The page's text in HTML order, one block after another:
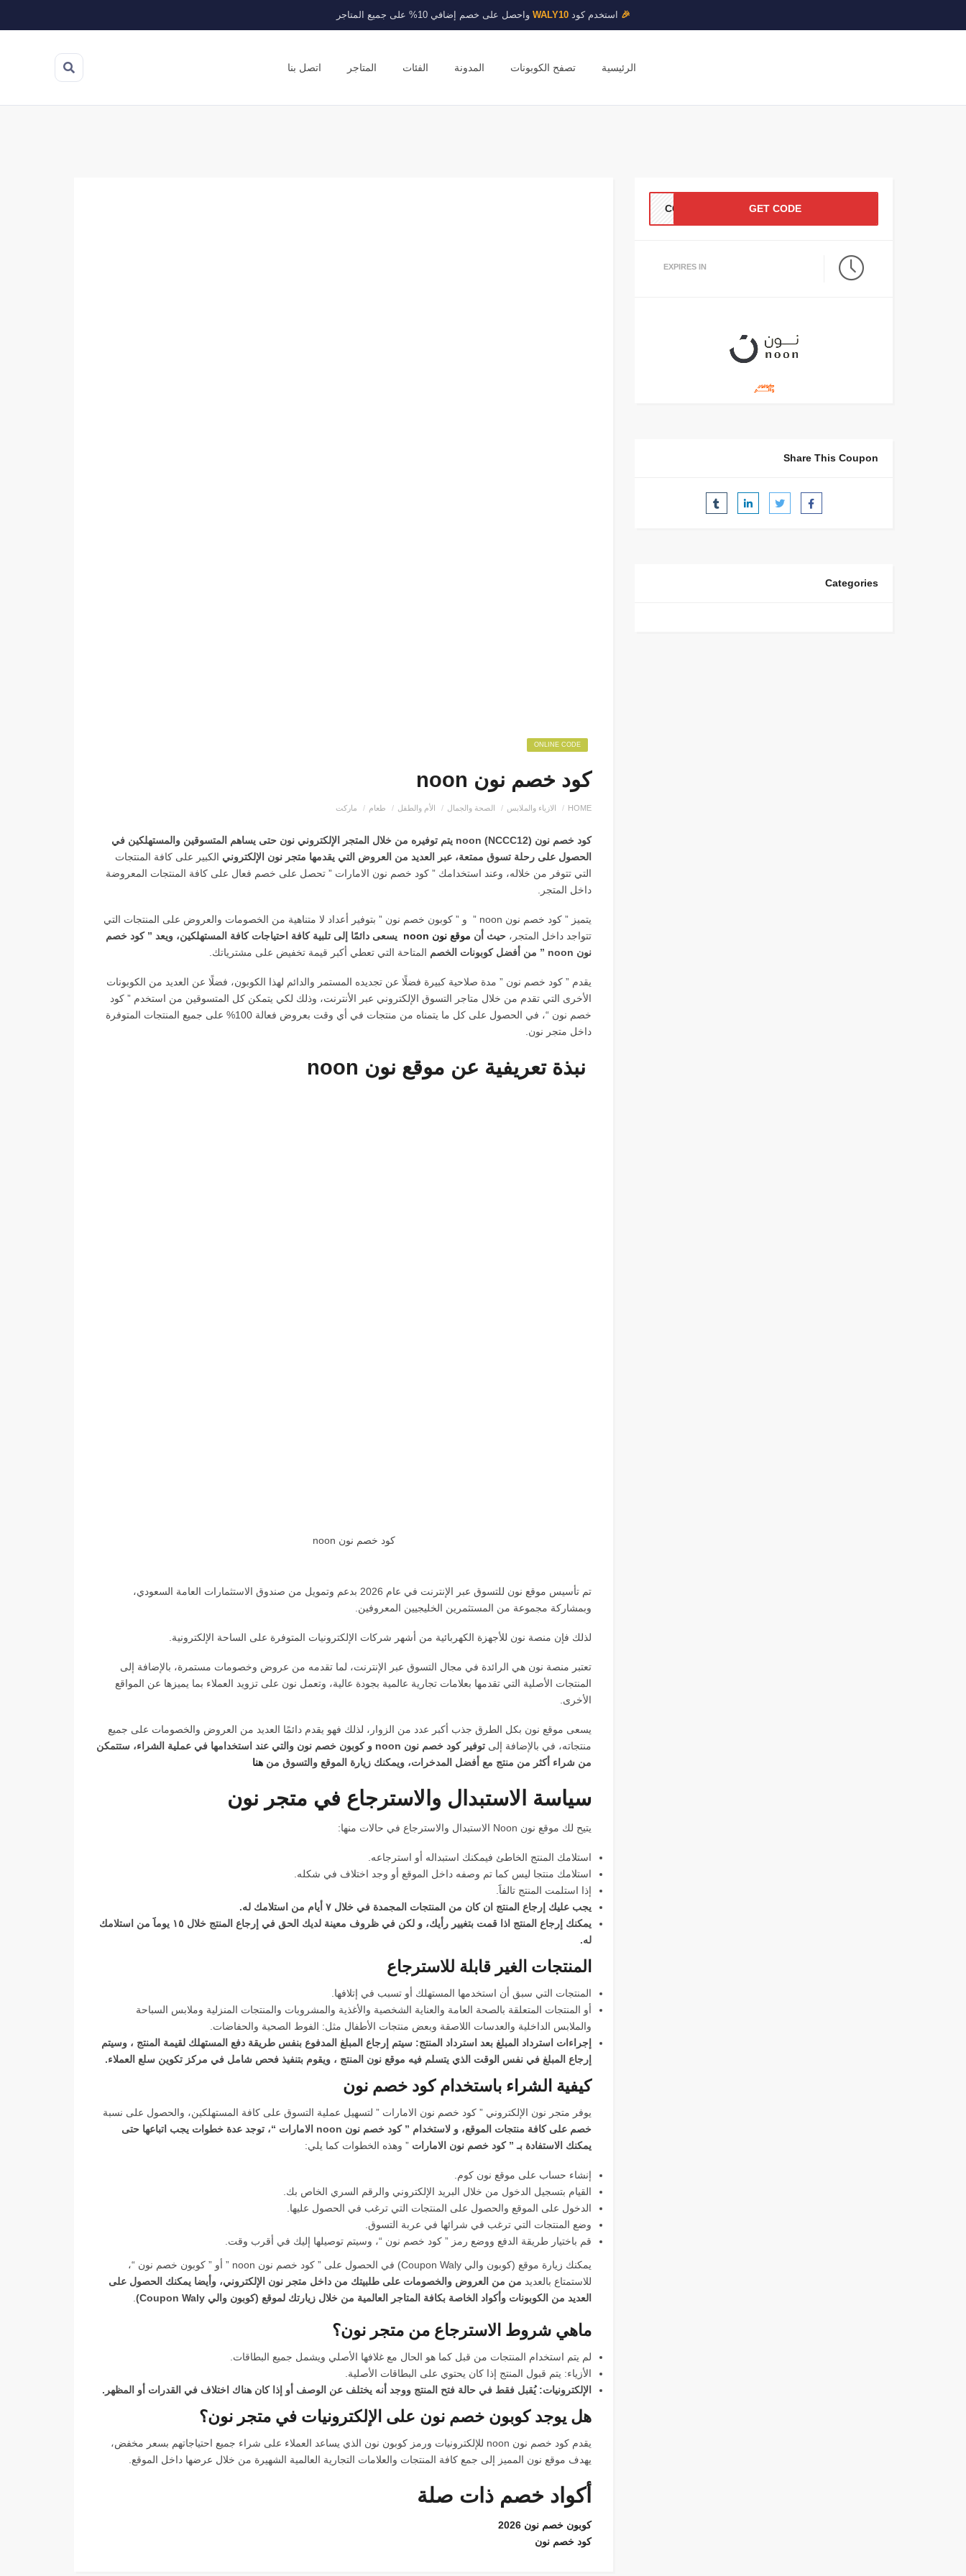
🎉 استخدم كودWALY10 واحصل على خصم إضافي 10% على جميع المتاجر
الرئيسية تصفح الكوبونات المدونة الفئات المتاجر اتصل بنا
GET CODE
EXPIRES IN
Share This Coupon
Categories
ONLINE CODE
كود خصم نون noon
HOME الازياء والملابس الصحة والجمال الأم والطفل طعام ماركت
كود خصم نون noon (NCCC12) يتم توفيره من خلال المتجر الإلكتروني نون حتى يساهم المتسوقين والمستهلكين في
الحصول على رحلة تسوق ممتعة، عبر العديد من العروض التي يقدمها متجر نون الإلكتروني الكبير على كافة المنتجات
التي تتوفر من خلاله، وعند استخدامك ” كود خصم نون الامارات ” تحصل على خصم فعال على كافة المنتجات المعروضة
داخل المتجر.
يتميز ” كود خصم نون noon ” و ” كوبون خصم نون ” بتوفير أعداد لا متناهية من الخصومات والعروض على المنتجات التي
تتواجد داخل المتجر، حيث أن موقع نون noon
يسعى دائمًا إلى تلبية كافة احتياجات كافة المستهلكين، ويعد ” كود خصم
نون noon ” من أفضل كوبونات الخصم
المتاحة التي تعطي أكبر قيمة تخفيض على مشترياتك.
يقدم ” كود خصم نون ” مدة صلاحية كبيرة فضلًا عن تجديده المستمر والدائم لهذا الكوبون، فضلًا عن العديد من الكوبونات
الأخرى التي تقدم من خلال متاجر التسوق الإلكتروني عبر الأنترنت، وذلك لكي يتمكن كل المتسوقين من استخدم ” كود
خصم نون “، في الحصول على كل ما يتمناه من منتجات في أي وقت بعروض فعالة 100% على جميع المنتجات المتوفرة
داخل متجر نون.
نبذة تعريفية عن موقع نون noon
كود خصم نون noon
تم تأسيس موقع نون للتسوق عبر الإنترنت في عام 2026 بدعم وتمويل من صندوق الاستثمارات العامة السعودي،
وبمشاركة مجموعة من المستثمرين الخليجيين المعروفين.
لذلك فإن منصة نون للأجهزة الكهربائية من أشهر شركات الإلكترونيات المتوفرة على الساحة الإلكترونية.
تعتبر منصة نون هي الرائدة في مجال التسوق عبر الإنترنت، لما تقدمه من عروض وخصومات مستمرة، بالإضافة إلى
المنتجات الأصلية التي تقدمها بعلامات تجارية عالمية بجودة عالية، وتعمل نون على تزويد العملاء بما يميزها عن المواقع
الأخرى.
يسعى موقع نون بكل الطرق جذب أكبر عدد من الزوار، لذلك فهو يقدم دائمًا العديد من العروض والخصومات على جميع
منتجاته، في بالإضافة إلى
توفير كود خصم نون noon و كوبون خصم نون والتي عند استخدامها في عملية الشراء، ستتمكن
من شراء أكثر من منتج مع أفضل المدخرات، ويمكنك زيارة الموقع والتسوق من هنا
سياسة الاستبدال والاسترجاع في متجر نون
يتيح لك موقع نون Noon الاستبدال والاسترجاع في حالات منها:
استلامك المنتج الخاطئ فيمكنك استبداله أو استرجاعه.
استلامك منتجا ليس كما تم وصفه داخل الموقع أو وجد اختلاف في شكله.
إذا استلمت المنتج تالفاََ.
يجب عليك إرجاع المنتج ان كان من المنتجات المجمدة في خلال ٧ أيام من استلامك له.
يمكنك إرجاع المنتج اذا قمت بتغيير رأيك، و لكن في ظروف معينة لديك الحق في إرجاع المنتج خلال ١٥ يوماََ من استلامك
له.
المنتجات الغير قابلة للاسترجاع
المنتجات التي سبق أن استخدمها المستهلك أو تسبب في إتلافها.
أو المنتجات المتعلقة بالصحة العامة والعناية الشخصية والأغذية والمشروبات والمنتجات المنزلية وملابس السباحة
والملابس الداخلية والعدسات اللاصقة وبعض منتجات الأطفال مثل: الفوط الصحية والحفاضات.
إجراءات استرداد المبلغ بعد استرداد المنتج: سيتم إرجاع المبلغ المدفوع بنفس طريقة دفع المستهلك لقيمة المنتج ، وسيتم
إرجاع المبلغ في نفس الوقت الذي يتسلم فيه موقع نون المنتج ، ويقوم بتنفيذ فحص شامل في مركز تكوين سلع العملاء.
كيفية الشراء باستخدام كود خصم نون
يوفر متجر نون الإلكتروني ” كود خصم نون الامارات ” لتسهيل عملية التسوق على كافة المستهلكين، والحصول على نسبة
خصم على كافة منتجات الموقع، و لاستخدام ” كود خصم نون noon الامارات “، توجد عدة خطوات يجب اتباعها حتى
يمكنك الاستفادة بـ ” كود خصم نون الامارات ” وهذه الخطوات كما يلي:
إنشاء حساب على موقع نون كوم.
القيام بتسجيل الدخول من خلال البريد الإلكتروني والرقم السري الخاص بك.
الدخول على الموقع والحصول على المنتجات التي ترغب في الحصول عليها.
وضع المنتجات التي ترغب في شرائها في عربة التسوق.
قم باختيار طريقة الدفع ووضع رمز ” كود خصم نون “، وسيتم توصيلها إليك في أقرب وقت.
يمكنك زيارة موقع (كوبون والي Coupon Waly) في الحصول على ” كود خصم نون noon ” أو ” كوبون خصم نون “،
للاستمتاع بالعديد من من العروض والخصومات على طلبيتك من داخل متجر نون الإلكتروني، وأيضا يمكنك الحصول على
العديد من الكوبونات وأكواد الخاصة بكافة المتاجر العالمية من خلال زيارتك لموقع (كوبون والي Coupon Waly)
.
ماهي شروط الاسترجاع من متجر نون؟
لم يتم استخدام المنتجات من قبل كما هو الحال مع غلافها الأصلي ويشمل جميع البطاقات.
الأزياء: يتم قبول المنتج إذا كان يحتوي على البطاقات الأصلية.
الإلكترونيات: يُقبل فقط في حالة فتح المنتج ووجد أنه يختلف عن الوصف أو إذا كان هناك اختلاف في القدرات أو المظهر.
هل يوجد كوبون خصم نون على الإلكترونيات في متجر نون؟
يقدم كود خصم نون noon للإلكترونيات ورمز كوبون نون الذي يساعد العملاء على شراء جميع احتياجاتهم بسعر مخفض،
يهدف موقع نون المميز إلى جمع كافة المنتجات والعلامات التجارية العالمية الشهيرة من خلال عرضها داخل الموقع.
أكواد خصم ذات صلة
كوبون خصم نون 2026
كود خصم نون